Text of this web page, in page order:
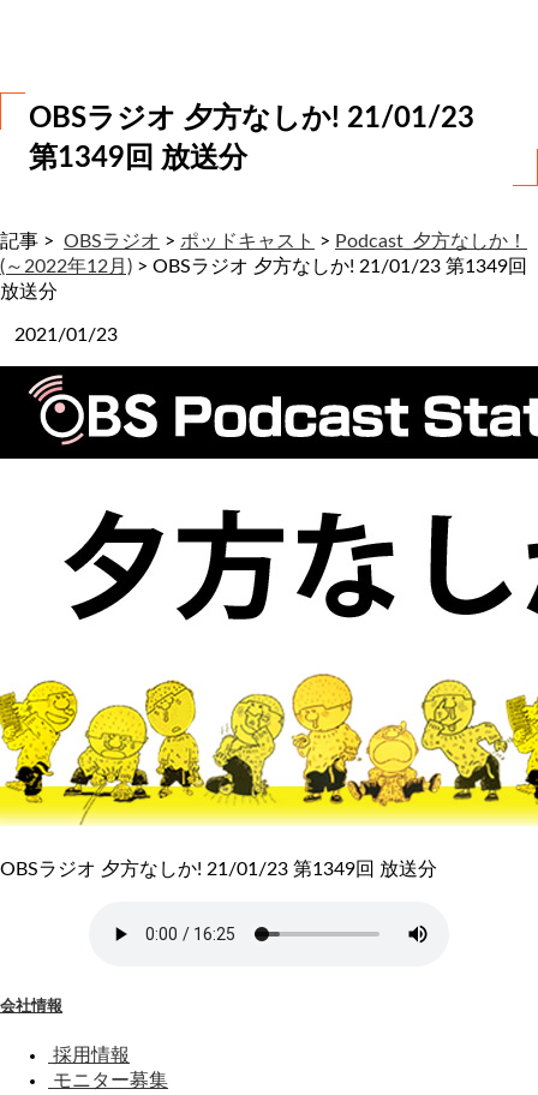
OBSラジオ 夕方なしか! 21/01/23
第1349回 放送分
記事 > OBSラジオ > ポッドキャスト > Podcast_夕方なしか！
(～2022年12月) > OBSラジオ 夕方なしか! 21/01/23 第1349回
放送分
2021/01/23
OBSラジオ 夕方なしか! 21/01/23 第1349回 放送分
会社情報
採用情報
モニター募集